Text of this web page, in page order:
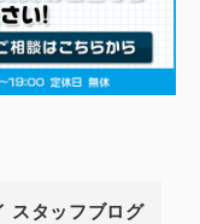
スタッフブログ